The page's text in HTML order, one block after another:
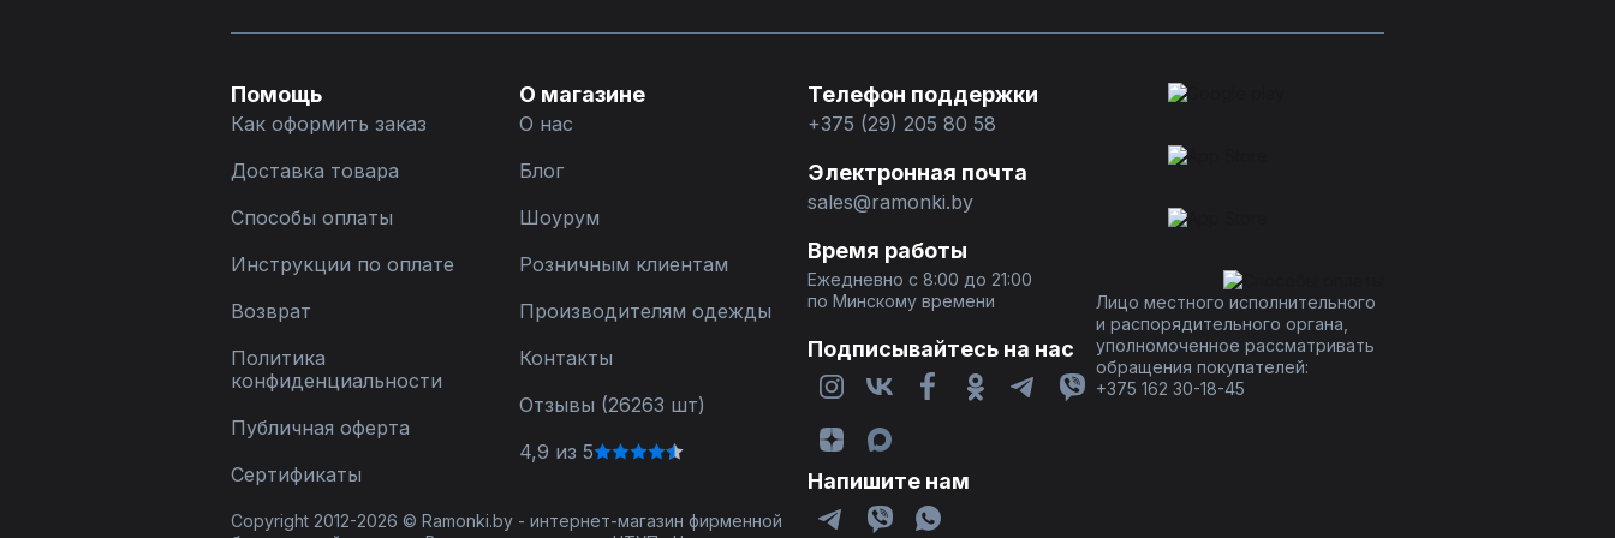
Помощь
Как оформить заказ
Доставка товара
Способы оплаты
Инструкции по оплате
Возврат
Политика
конфиденциальности
Публичная оферта
Сертификаты
О магазине
О нас
Блог
Шоурум
Розничным клиентам
Производителям одежды
Контакты
Отзывы (26263 шт)
4,9 из 5
Телефон поддержки
+375 (29) 205 80 58
Электронная почта
sales@ramonki.by
Время работы
Ежедневно с 8:00 до 21:00
по Минскому времени
Подписывайтесь на нас
Напишите нам
Лицо местного исполнительного
и распорядительного органа,
уполномоченное рассматривать
обращения покупателей:
+375 162 30-18-45
Copyright 2012-2026 © Ramonki.by - интернет-магазин фирменной